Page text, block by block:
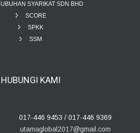
SYARIKAT SDN BHD
SCORE
SPKK
SSM
HUBUNGI KAMI
017-446 9453 / 017-446 9369
utamaglobal2017@gmail.com